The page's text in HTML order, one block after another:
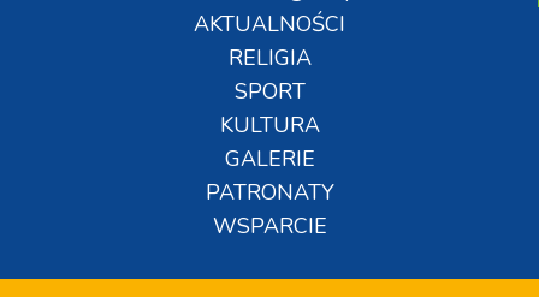
AKTUALNOŚCI
RELIGIA
SPORT
KULTURA
GALERIE
PATRONATY
WSPARCIE